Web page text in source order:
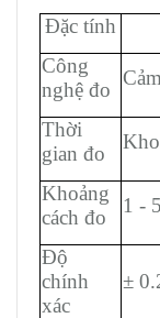
Đặc tính
Công
nghệ đo
Thời
gian đo
Khoảng
cách đo
1 -
Độ
chính
xác
±